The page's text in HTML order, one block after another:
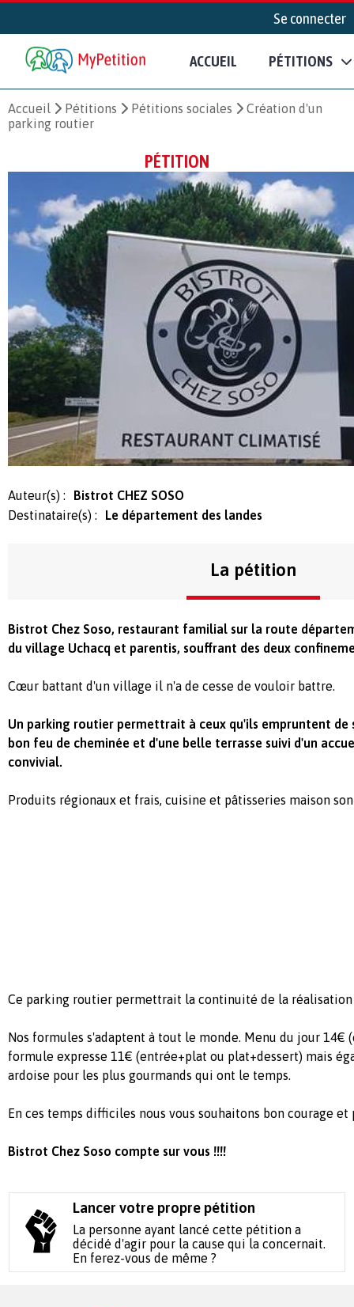
Se connecter
ACCUEIL PÉTITIONS
Accueil Pétitions Pétitions sociales
Création d'un
parking routier
PÉTITION
Auteur(s) :
Bistrot CHEZ SOSO
Destinataire(s) :
Le département des landes
La pétition
Bistrot Chez Soso, restaurant familial sur la route
du village Uchacq et parentis, souffrant des deux
Cœur battant d'un village il n'a de cesse de vouloir battre.
Un parking routier permettrait à ceux qu'ils empruntent de
bon feu de cheminée et d'une belle terrasse suivi d'un
convivial.
Produits régionaux et frais, cuisine et pâtisseries maison
Ce parking routier permettrait la continuité de la réalisation
Nos formules s'adaptent à tout le monde. Menu du jour 14€
formule expresse 11€ (entrée+plat ou plat+dessert) mais
ardoise pour les plus gourmands qui ont le temps.
En ces temps difficiles nous vous souhaitons bon courage et
Bistrot Chez Soso compte sur vous !!!!
Lancer votre propre pétition
La personne ayant lancé cette pétition a
décidé d'agir pour la cause qui la concernait.
En ferez-vous de même ?